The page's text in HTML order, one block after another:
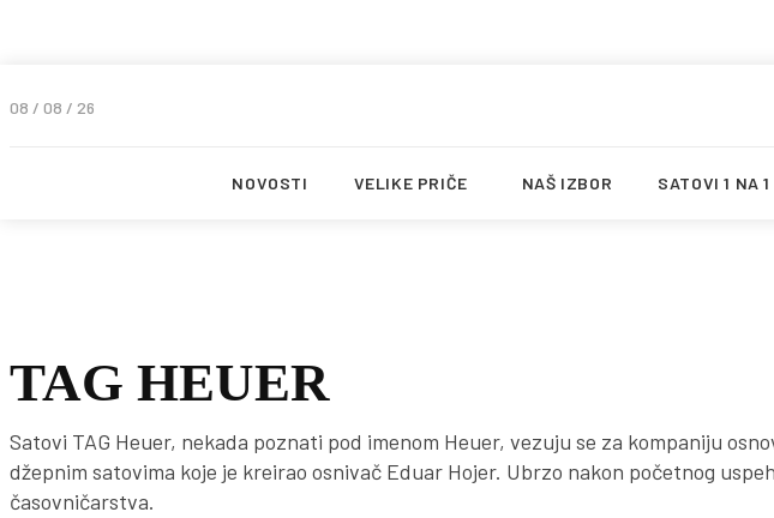
08 / 08 / 26
NOVOSTI VELIKE PRIČE NAŠ IZBOR SATOVI 1 NA 1
TAG HEUER
Satovi TAG Heuer, nekada poznati pod imenom Heuer, vezuju se za kompaniju
džepnim satovima koje je kreirao osnivač Eduar Hojer. Ubrzo nakon početnog
časovničarstva.